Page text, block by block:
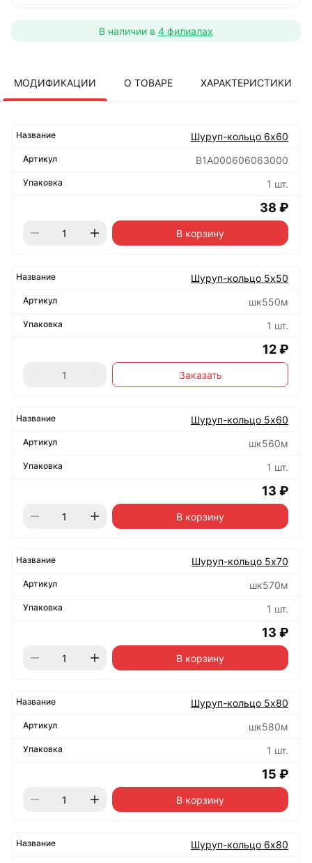
В наличии в 4 филиалах
МОДИФИКАЦИИ О ТОВАРЕ ХАРАКТЕРИСТИКИ
Шуруп-кольцо 6х60
B1A000606063000
1 шт.
38 ₽
В корзину
Шуруп-кольцо 5х50
шк550м
1 шт.
12 ₽
Заказать
Шуруп-кольцо 5х60
шк560м
1 шт.
13 ₽
В корзину
Шуруп-кольцо 5х70
шк570м
1 шт.
13 ₽
В корзину
Шуруп-кольцо 5х80
шк580м
1 шт.
15 ₽
В корзину
Шуруп-кольцо 6х80